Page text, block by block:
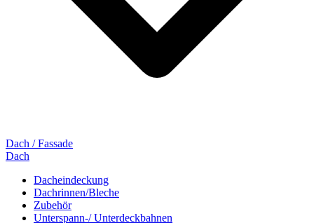
Dach / Fassade
Dach
Dacheindeckung
Dachrinnen/Bleche
Zubehör
Unterspann-/ Unterdeckbahnen